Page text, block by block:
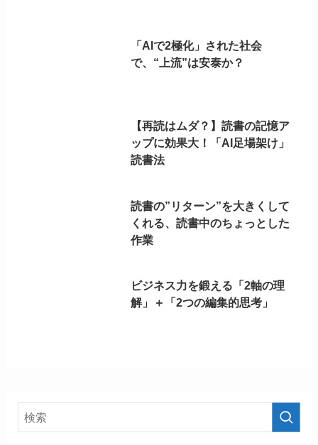
「AIで2極化」された社会
で、“上流”は安泰か？
【再読はムダ？】読書の記憶ア
ップに効果大！「AI足場架け」
読書法
読書の”リターン”を大きくして
くれる、読書中のちょっとした
作業
ビジネス力を鍛える「2軸の理
解」＋「2つの編集的思考」